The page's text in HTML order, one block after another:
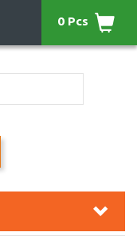
0 Pcs